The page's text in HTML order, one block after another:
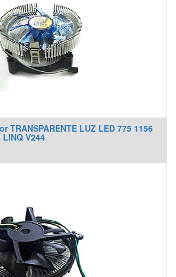
TRANSPARENTE LUZ LED 775 1156
LINQ V244